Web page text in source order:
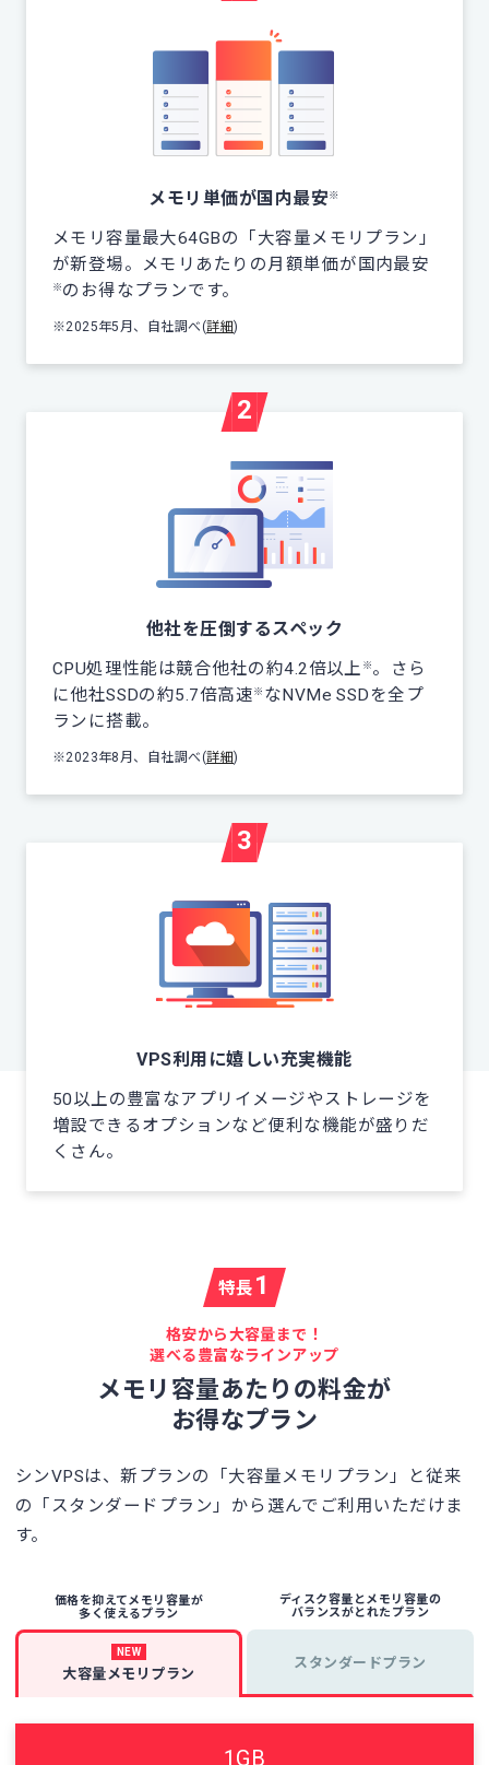
メモリ単価が国内最安※
メモリ容量最大64GBの「大容量メモリプラン」
が新登場。メモリあたりの月額単価が国内最安
※のお得なプランです。
※2025年5月、自社調べ(詳細)
2
他社を圧倒するスペック
CPU処理性能は競合他社の約4.2倍以上 ※。さら
に他社SSDの約5.7倍高速※ なNVMe SSDを全プ
ランに搭載。
※2023年8月、自社調べ(詳細)
3
VPS利用に嬉しい充実機能
50以上の豊富なアプリイメージやストレージを
増設できるオプションなど便利な機能が盛りだ
くさん。
特長 1
格安から大容量まで！
選べる豊富なラインアップ
メモリ容量あたりの料金が
お得なプラン
シンVPSは、新プランの「大容量メモリプラン」と従来
の「スタンダードプラン」から選んでご利用いただけま
す。
価格を抑えてメモリ容量が
多く使えるプラン
NEW
大容量メモリプラン
ディスク容量とメモリ容量の
バランスがとれたプラン
スタンダードプラン
1GB